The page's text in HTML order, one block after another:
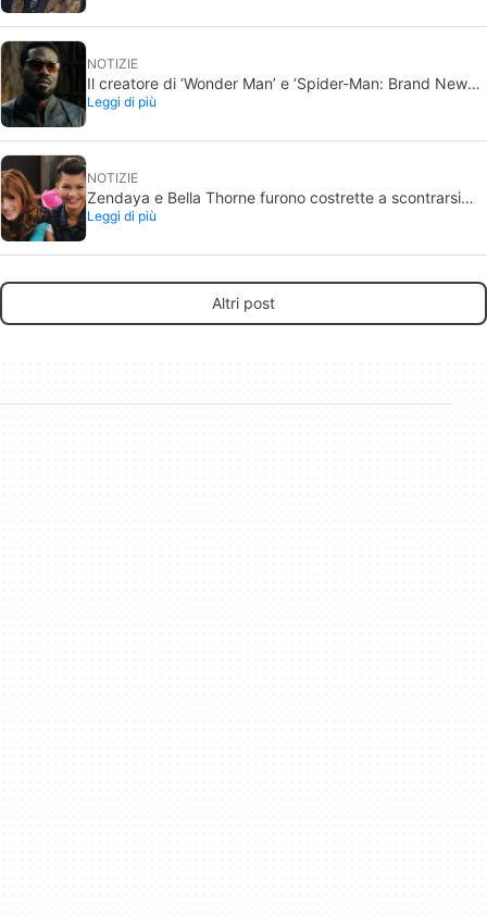
NOTIZIE
Il creatore di ‘Wonder Man’ e ‘Spider-Man: Brand New
Day’ non capisce perché la serie sia stata cancellata
Leggi di più
NOTIZIE
Zendaya e Bella Thorne furono costrette a scontrarsi
quando erano attrici bambine alla Disney. «La cosa si è
Leggi di più
Altri post